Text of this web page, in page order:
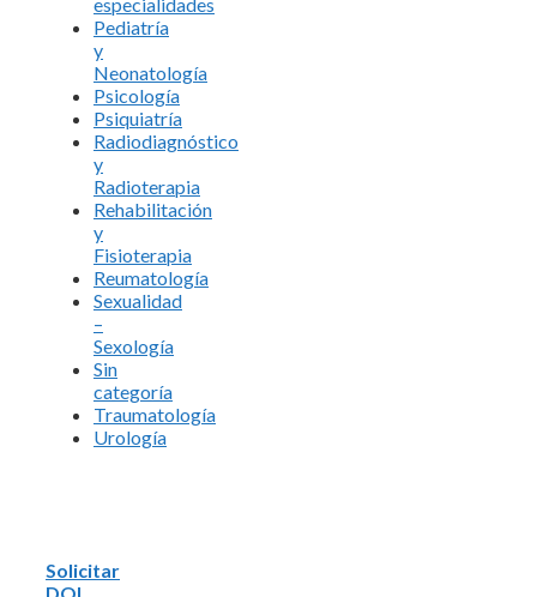
Pediatría
y
Neonatología
Psicología
Psiquiatría
Radiodiagnóstico
y
Radioterapia
Rehabilitación
y
Fisioterapia
Reumatología
Sexualidad
–
Sexología
Sin
categoría
Traumatología
Urología
Solicitar